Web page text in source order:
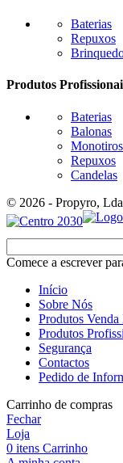
Baterias
Repuxos
Produtos
Baterias
Balonas
Monotiros
Repuxos
Candelas
© 2026 - Propyro, Lda
Comece a escrever
Início
Sobre Nós
Produtos
Produtos
Segurança
Contactos
Pedido de
Carrinho de compras
Fechar
Loja
0 itens Carrinho